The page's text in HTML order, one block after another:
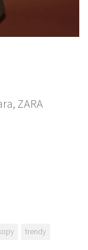
ZARA
trendy